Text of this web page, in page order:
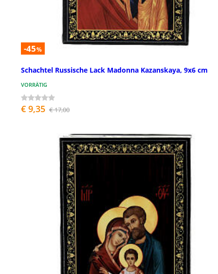
-45%
Schachtel Russische Lack Madonna Kazanskaya, 9x6 cm
VORRÄTIG
€ 9,35 € 17,00